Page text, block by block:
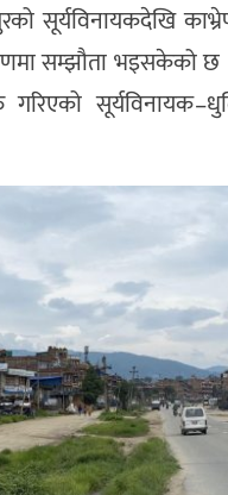
सूर्यविनायकदेखि
सम्झौता भइसकेको छ